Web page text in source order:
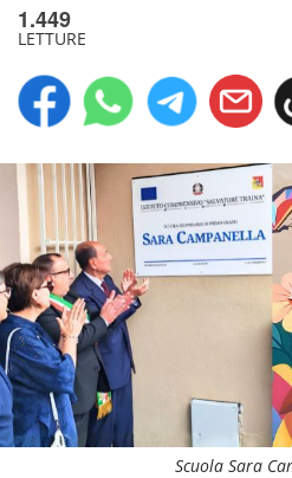
1.449
LETTURE
Scuola Sara